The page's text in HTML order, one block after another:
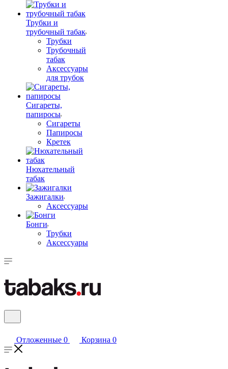
Трубки и
трубочный табак
Трубки
Трубочный
табак
Аксессуары
для трубок
Сигареты,
папиросы
Сигареты
Папиросы
Кретек
Нюхательный
табак
Зажигалки
Аксессуары
Бонги
Трубки
Аксессуары
Отложенные 0 Корзина 0